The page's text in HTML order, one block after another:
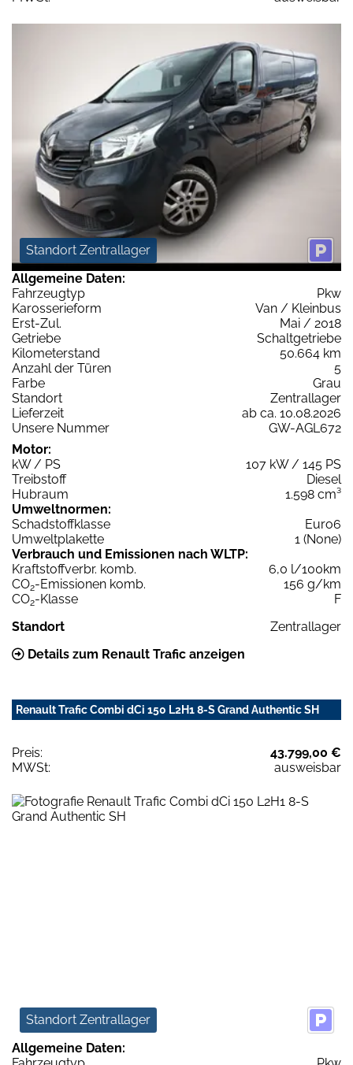
Standort Zentrallager
Allgemeine Daten:
Fahrzeugtyp
Pkw
Karosserieform
Van / Kleinbus
Erst-Zul.
Mai / 2018
Getriebe
Schaltgetriebe
Kilometerstand
50.664 km
Anzahl der Türen
5
Farbe
Grau
Standort
Zentrallager
Lieferzeit
ab ca. 10.08.2026
Unsere Nummer
GW-AGL672
Motor:
kW / PS
107 kW / 145 PS
Treibstoff
Diesel
Hubraum
1.598 cm³
Umweltnormen:
Schadstoffklasse
Euro6
Umweltplakette
1 (None)
Verbrauch und Emissionen nach WLTP:
Kraftstoffverbr. komb.
6,0 l/100km
CO2-Emissionen komb.
156 g/km
CO2-Klasse
F
Standort
Zentrallager
Details zum Renault Trafic anzeigen
Renault Trafic Combi dCi 150 L2H1 8-S Grand Authentic SH
Preis:
43.799,00 €
MWSt:
ausweisbar
Standort Zentrallager
Allgemeine Daten: